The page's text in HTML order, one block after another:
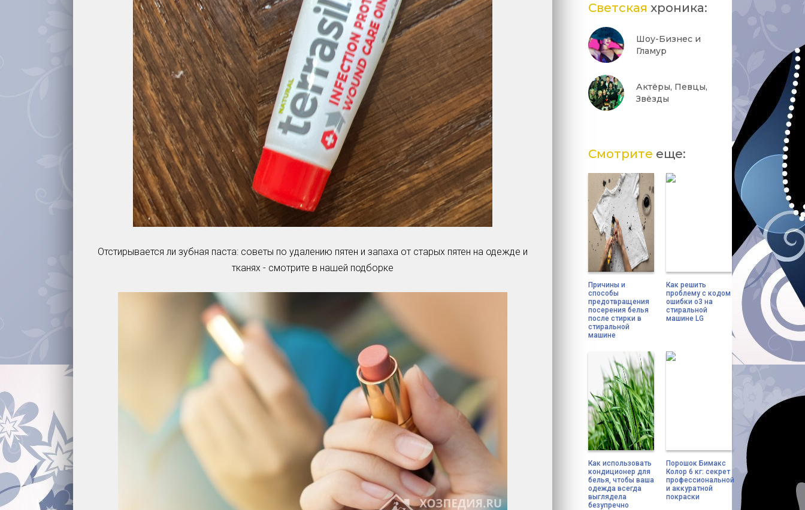
Отстирывается ли зубная паста: советы по удалению пятен и запаха от старых пятен на одежде и
тканях - смотрите в нашей подборке
Светская хроника:
Шоу-Бизнес и
Гламур
Актёры, Певцы,
Звёзды
Смотрите еще:
Причины и
способы
предотвращения
посерения белья
после стирки в
стиральной
машине
Как решить
проблему с кодом
ошибки о3 на
стиральной
машине LG
Как использовать
кондиционер для
белья, чтобы ваша
одежда всегда
выглядела
безупречно
Порошок Бимакс
Колор 6 кг: секрет
профессиональной
и аккуратной
покраски